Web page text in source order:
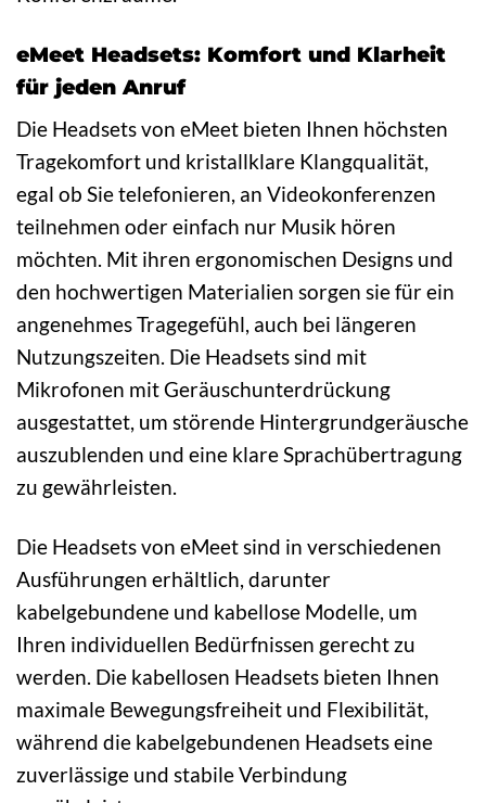
eMeet Headsets: Komfort und Klarheit
für jeden Anruf
Die Headsets von eMeet bieten Ihnen höchsten
Tragekomfort und kristallklare Klangqualität,
egal ob Sie telefonieren, an Videokonferenzen
teilnehmen oder einfach nur Musik hören
möchten. Mit ihren ergonomischen Designs und
den hochwertigen Materialien sorgen sie für ein
angenehmes Tragegefühl, auch bei längeren
Nutzungszeiten. Die Headsets sind mit
Mikrofonen mit Geräuschunterdrückung
ausgestattet, um störende Hintergrundgeräusche
auszublenden und eine klare Sprachübertragung
zu gewährleisten.
Die Headsets von eMeet sind in verschiedenen
Ausführungen erhältlich, darunter
kabelgebundene und kabellose Modelle, um
Ihren individuellen Bedürfnissen gerecht zu
werden. Die kabellosen Headsets bieten Ihnen
maximale Bewegungsfreiheit und Flexibilität,
während die kabelgebundenen Headsets eine
zuverlässige und stabile Verbindung